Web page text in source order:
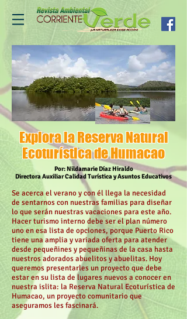
Explora la Reserva Natural
Ecoturística de Humacao
Por: Nildamarie Díaz Hiraldo
Directora Auxiliar Calidad Turística y Asuntos Educativos
Se acerca el verano y con él llega la necesidad
de sentarnos con nuestras familias para diseñar
lo que serán nuestras vacaciones para este año.
Hacer turismo interno debe ser el plan número
uno en esa lista de opciones, porque Puerto Rico
tiene una amplia y variada oferta para atender
desde pequeñines y pequeñinas de la casa hasta
nuestros adorados abuelitos y abuelitas. Hoy
queremos presentarles un proyecto que debe
estar en su lista de lugares nuevos a conocer en
nuestra islita: la Reserva Natural Ecoturística de
Humacao, un proyecto comunitario que
aseguramos les fascinará.